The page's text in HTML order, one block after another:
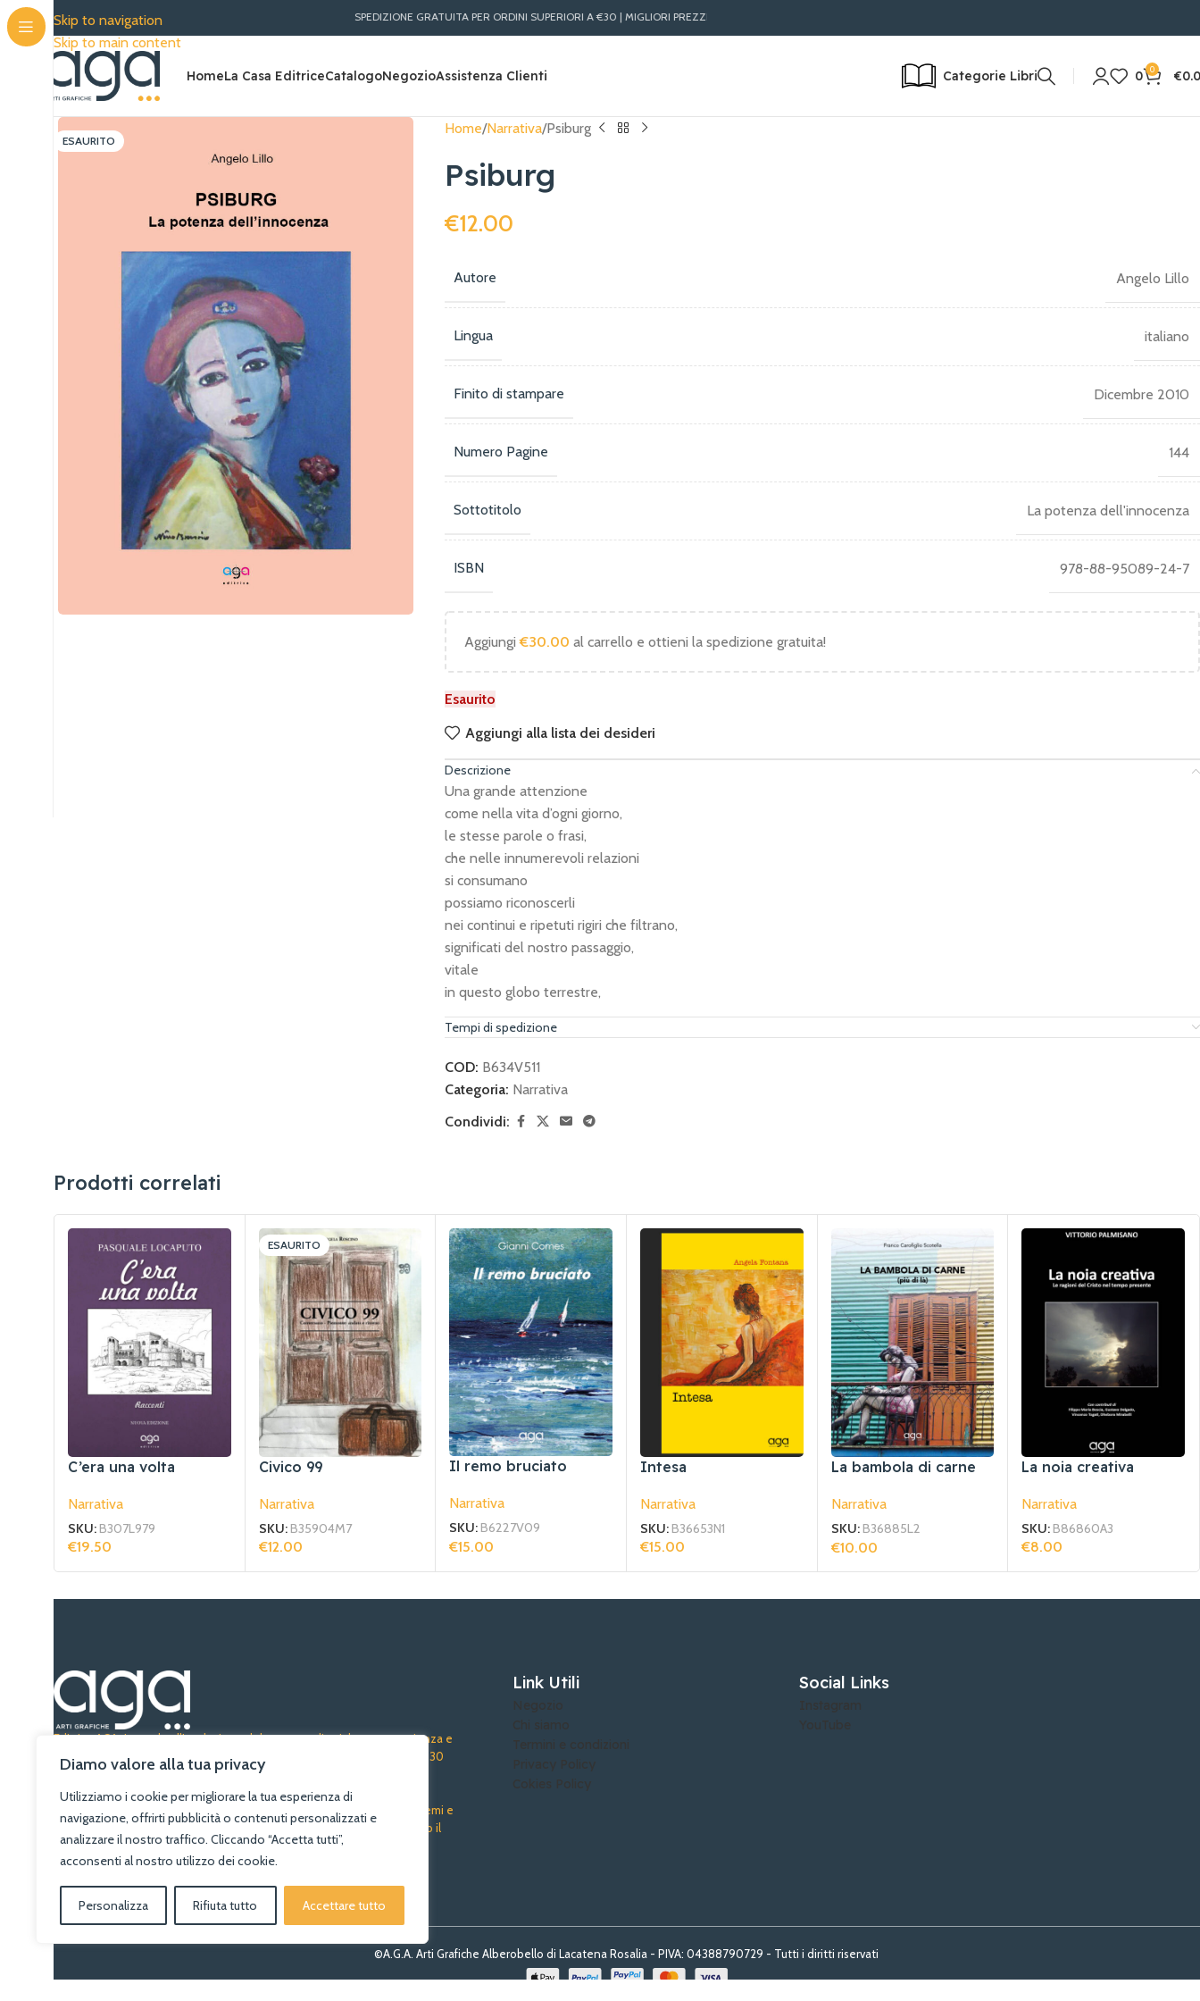
Diamo valore alla tua privacy
Utilizziamo i cookie per migliorare la tua esperienza di
navigazione, offrirti pubblicità o contenuti personalizzati e
analizzare il nostro traffico. Cliccando “Accetta tutti”,
acconsenti al nostro utilizzo dei cookie.
Personalizza Rifiuta tutto Accettare tutto
Skip to navigation
Skip to main content
SPEDIZIONE GRATUITA PER ORDINI SUPERIORI A €30 | MIGLIORI PREZZI LIBRI ONLINE | SPEDIZIONE RAPIDA IN 24/72H | RESO POSSIBILE
HomeLa Casa EditriceCatalogoNegozioAssistenza Clienti Categorie Libri 0 0 €
ESAURITO
Home Narrativa Psiburg
Psiburg
€12.00
Autore Angelo Lillo
Lingua italiano
Finito di stampare Dicembre 2010
Numero Pagine 144
Sottotitolo La potenza dell'innocenza
ISBN 978-88-95089-24-7
Aggiungi€30.00 al carrello e ottieni la spedizione gratuita!
Esaurito
Aggiungi alla lista dei desideri
Descrizione
Una grande attenzione
come nella vita d’ogni giorno,
le stesse parole o frasi,
che nelle innumerevoli relazioni
si consumano
possiamo riconoscerli
nei continui e ripetuti rigiri che filtrano,
significati del nostro passaggio,
vitale
in questo globo terrestre,
eludendo con coscienza
gli uomini che si propongono
insistentemente per rovinarne
il nostro cammino.
Tempi di spedizione
COD: B634V511
Categoria: Narrativa
Condividi:
Prodotti correlati
C’era una volta
Narrativa
SKU: B307L979
€19.50
ESAURITO
Civico 99
Narrativa
SKU: B35904M7
€12.00
Il remo bruciato
Narrativa
SKU: B6227V09
€15.00
Intesa
Narrativa
SKU: B36653N1
€15.00
La bambola di carne
Narrativa
SKU: B36885L2
€10.00
La noia creativa
Narrativa
SKU: B86860A3
€8.00
Editrice AGA risponde all’evoluzione del settore editoriale con esperienza e
integrità, pubblicando con successo libri di alta qualità in Puglia da oltre 30
anni.
Abbiamo pubblicato oltre 2.000 titoli, molti dei quali hanno ricevuto premi e
riconoscimenti, tanti altri sono stati tradotti e venduti in 15 Paesi in tutto il
mondo.
Link Utili
Negozio
Chi siamo
Termini e condizioni
Privacy Policy
Cokies Policy
Social Links
Instagram
YouTube
©A.G.A. Arti Grafiche Alberobello di Lacatena Rosalia - PIVA: 04388790729 - Tutti i diritti riservati